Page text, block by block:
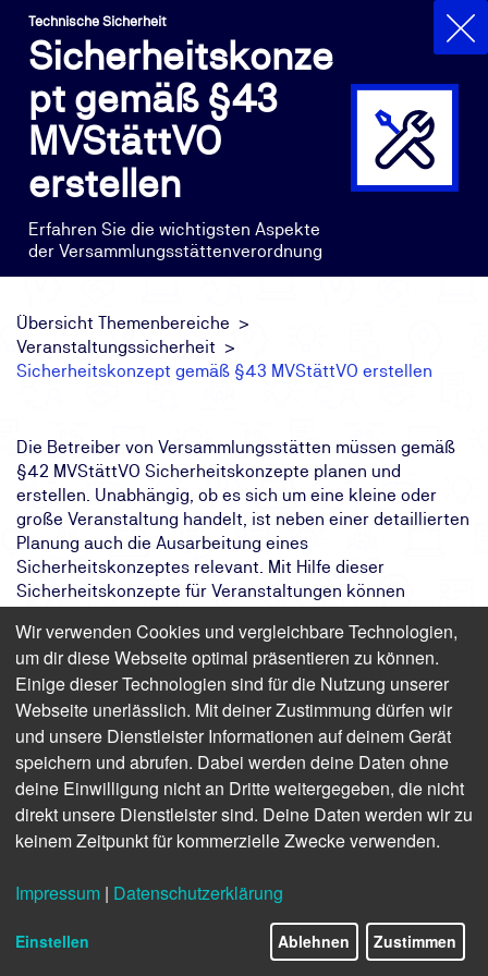
Technische Sicherheit
Sicherheitskonze
pt gemäß §43
MVStättVO
erstellen
Erfahren Sie die wichtigsten Aspekte
der Versammlungsstättenverordnung
Übersicht Themenbereiche
Veranstaltungssicherheit
Sicherheitskonzept gemäß §43 MVStättVO erstellen
Die Betreiber von Versammlungsstätten müssen gemäß
§42 MVStättVO Sicherheitskonzepte planen und
erstellen. Unabhängig, ob es sich um eine kleine oder
große Veranstaltung handelt, ist neben einer detaillierten
Planung auch die Ausarbeitung eines
Sicherheitskonzeptes relevant. Mit Hilfe dieser
Sicherheitskonzepte für Veranstaltungen können
Einflussfaktoren identifiziert werden. In diesem Seminar
des TÜV NORD werden Ihnen erfahrene Referenten
sowohl den Aufbau eines Sicherheitskonzeptes als auch
die gesetzlichen Vorgaben und Regeln erläutern.
Das Ziel:
Erfolgreiche und sichere Durchführung
Das Ergebnis:
Sie erfüllen geltende Vorschriften durch
professionelle Sicherheitskonzepte
Ihr Weg:
Zweitägiges Präsenzseminar mit
Finden Sie freie Termine für das Seminar
Wir verwenden Cookies und vergleichbare Technologien,
um dir diese Webseite optimal präsentieren zu können.
Einige dieser Technologien sind für die Nutzung unserer
Webseite unerlässlich. Mit deiner Zustimmung dürfen wir
und unsere Dienstleister Informationen auf deinem Gerät
speichern und abrufen. Dabei werden deine Daten ohne
deine Einwilligung nicht an Dritte weitergegeben, die nicht
direkt unsere Dienstleister sind. Deine Daten werden wir zu
keinem Zeitpunkt für kommerzielle Zwecke verwenden.
Impressum | Datenschutzerklärung
Einstellen Ablehnen Zustimmen